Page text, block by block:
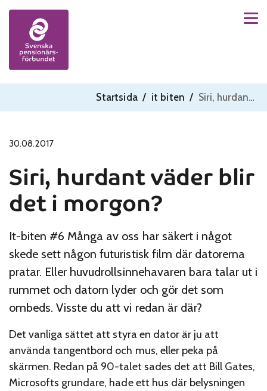
Skip to content
Startsida / it biten / Siri, hurdant väder blir det i morgon?
30.08.2017
Siri, hurdant väder blir
det i morgon?
It-biten #6 Många av oss har säkert i något
skede sett någon futuristisk film där datorerna
pratar. Eller huvudrollsinnehavaren bara talar ut i
rummet och datorn lyder och gör det som
ombeds. Visste du att vi redan är där?
Det vanliga sättet att styra en dator är ju att
använda tangentbord och mus, eller peka på
skärmen. Redan på 90-talet sades det att Bill Gates,
Microsofts grundare, hade ett hus där belysningen